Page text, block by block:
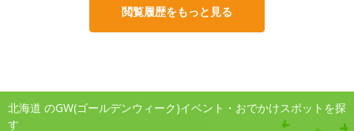
閲覧履歴をもっと見る
北海道 のGW(ゴールデンウィーク)イベント・おでかけスポットを探
す